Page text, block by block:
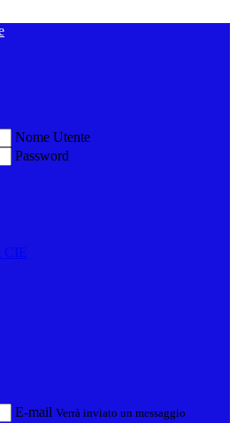
Nome Utente
Password
E-mail Verrà inviato un messaggio